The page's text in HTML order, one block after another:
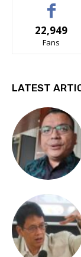
22,949
Fans
LATEST